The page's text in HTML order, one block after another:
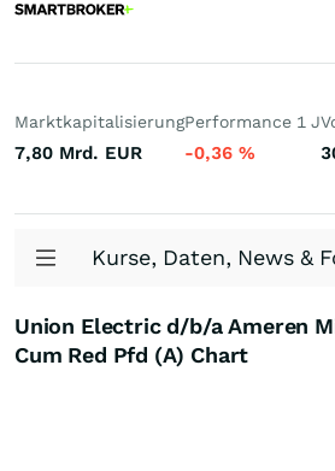
Marktkapitalisierung
7,80 Mrd. EUR
Performance 1 J
-0,36 %
Kurse, Daten, News &
Union Electric d/b/a Ameren
Cum Red Pfd (A) Chart